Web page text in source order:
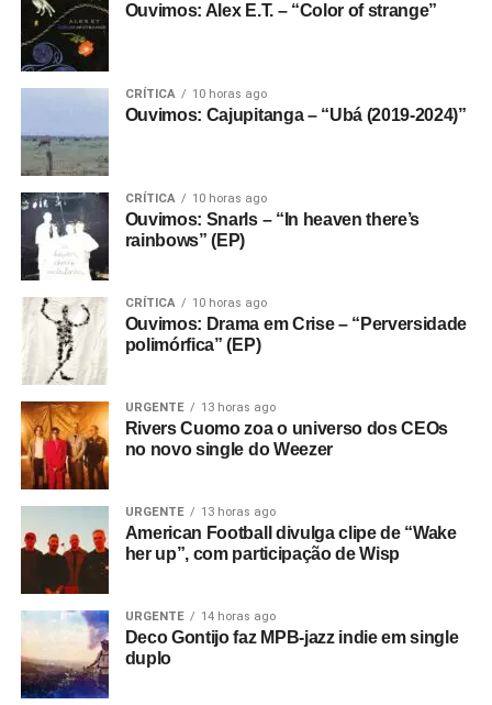
Ouvimos: Alex E.T. – “Color of strange”
CRÍTICA 10 horas ago
Ouvimos: Cajupitanga – “Ubá (2019-2024)”
CRÍTICA 10 horas ago
Ouvimos: Snarls – “In heaven there’s
rainbows” (EP)
CRÍTICA 10 horas ago
Ouvimos: Drama em Crise – “Perversidade
polimórfica” (EP)
URGENTE 13 horas ago
Rivers Cuomo zoa o universo dos CEOs
no novo single do Weezer
URGENTE 13 horas ago
American Football divulga clipe de “Wake
her up”, com participação de Wisp
URGENTE 14 horas ago
Deco Gontijo faz MPB-jazz indie em single
duplo